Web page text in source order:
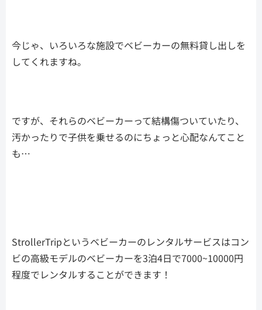
今じゃ、いろいろな施設でベビーカーの無料貸し出しを
してくれますね。
ですが、それらのベビーカーって結構傷ついていたり、
汚かったりで子供を乗せるのにちょっと心配なんてこと
も…
StrollerTripというベビーカーのレンタルサービスはコン
ビの高級モデルのベビーカーを3泊4日で7000~10000円
程度でレンタルすることができます！